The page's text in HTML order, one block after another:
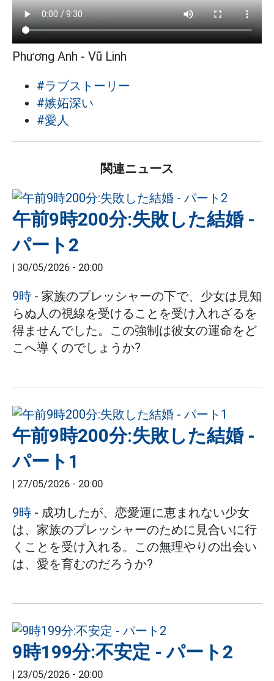
Phương Anh - Vũ Linh
#ラブストーリー
#嫉妬深い
#愛人
関連ニュース
午前9時200分:失敗した結婚 -
パート2
| 30/05/2026 - 20:00
9時 - 家族のプレッシャーの下で、少女は見知
らぬ人の視線を受けることを受け入れざるを
得ませんでした。この強制は彼女の運命をど
こへ導くのでしょうか?
午前9時200分:失敗した結婚 -
パート1
| 27/05/2026 - 20:00
9時 - 成功したが、恋愛運に恵まれない少女
は、家族のプレッシャーのために見合いに行
くことを受け入れる。この無理やりの出会い
は、愛を育むのだろうか?
9時199分:不安定 - パート2
| 23/05/2026 - 20:00